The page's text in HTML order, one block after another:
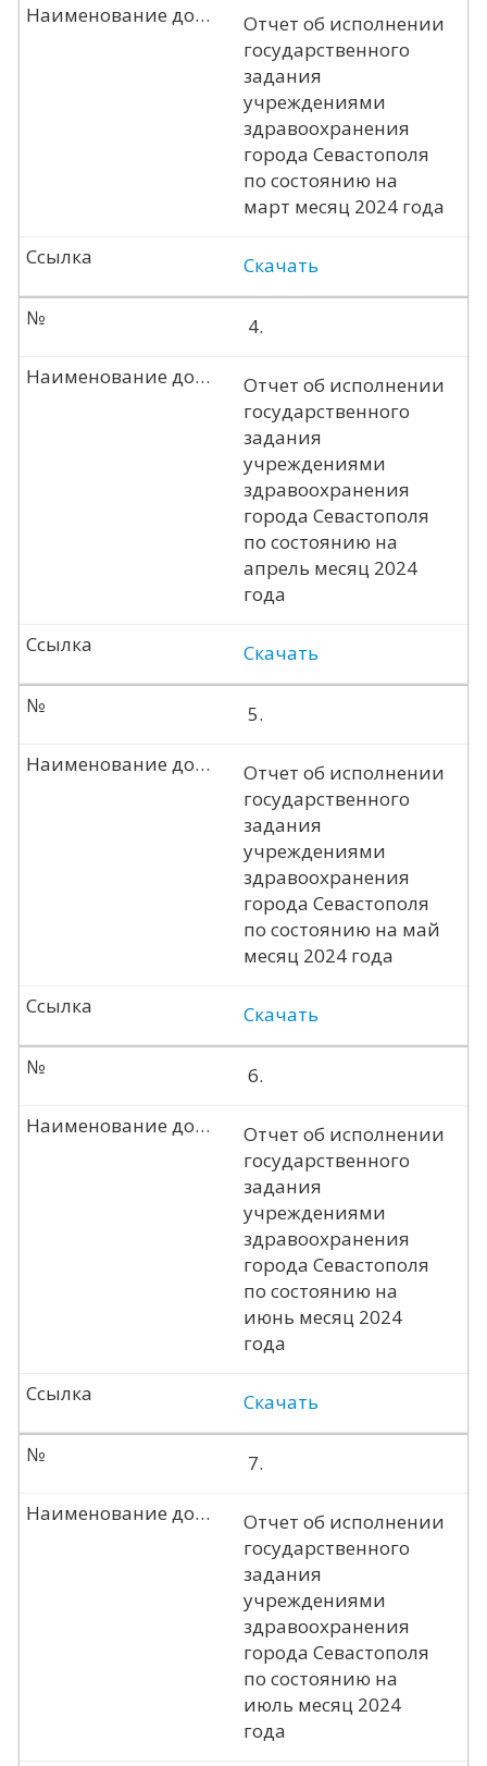
Отчет об исполнении
государственного
задания
учреждениями
здравоохранения
города Севастополя
по состоянию на
март месяц 2024 года
Наименование документа
Скачать
Ссылка
4.
№
Отчет об исполнении
государственного
задания
учреждениями
здравоохранения
города Севастополя
по состоянию на
апрель месяц 2024
года
Наименование документа
Скачать
Ссылка
5.
№
Отчет об исполнении
государственного
задания
учреждениями
здравоохранения
города Севастополя
по состоянию на май
месяц 2024 года
Наименование документа
Скачать
Ссылка
6.
№
Отчет об исполнении
государственного
задания
учреждениями
здравоохранения
города Севастополя
по состоянию на
июнь месяц 2024
года
Наименование документа
Скачать
Ссылка
7.
№
Отчет об исполнении
государственного
задания
учреждениями
здравоохранения
города Севастополя
по состоянию на
июль месяц 2024
года
Наименование документа